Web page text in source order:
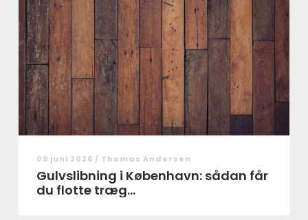
09 juni 2026 / Thomas Andersen
Gulvslibning i København: sådan får
du flotte træg...